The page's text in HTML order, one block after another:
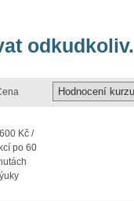
odkudkoliv.
Kč /
po 60